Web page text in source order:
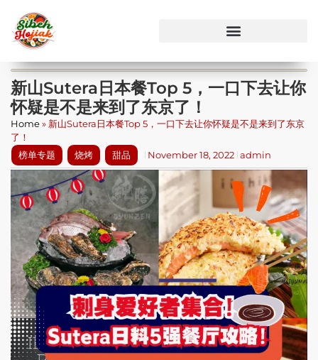
新山Sutera日本餐Top 5，一口下去让你
怀疑是不是来到了东京了！
Home» 新山Sutera日本餐Top 5，一口下去让你怀疑是不是来到了东京
了！
榜单专题
烧烤 甜品 November 18, 2022 admin